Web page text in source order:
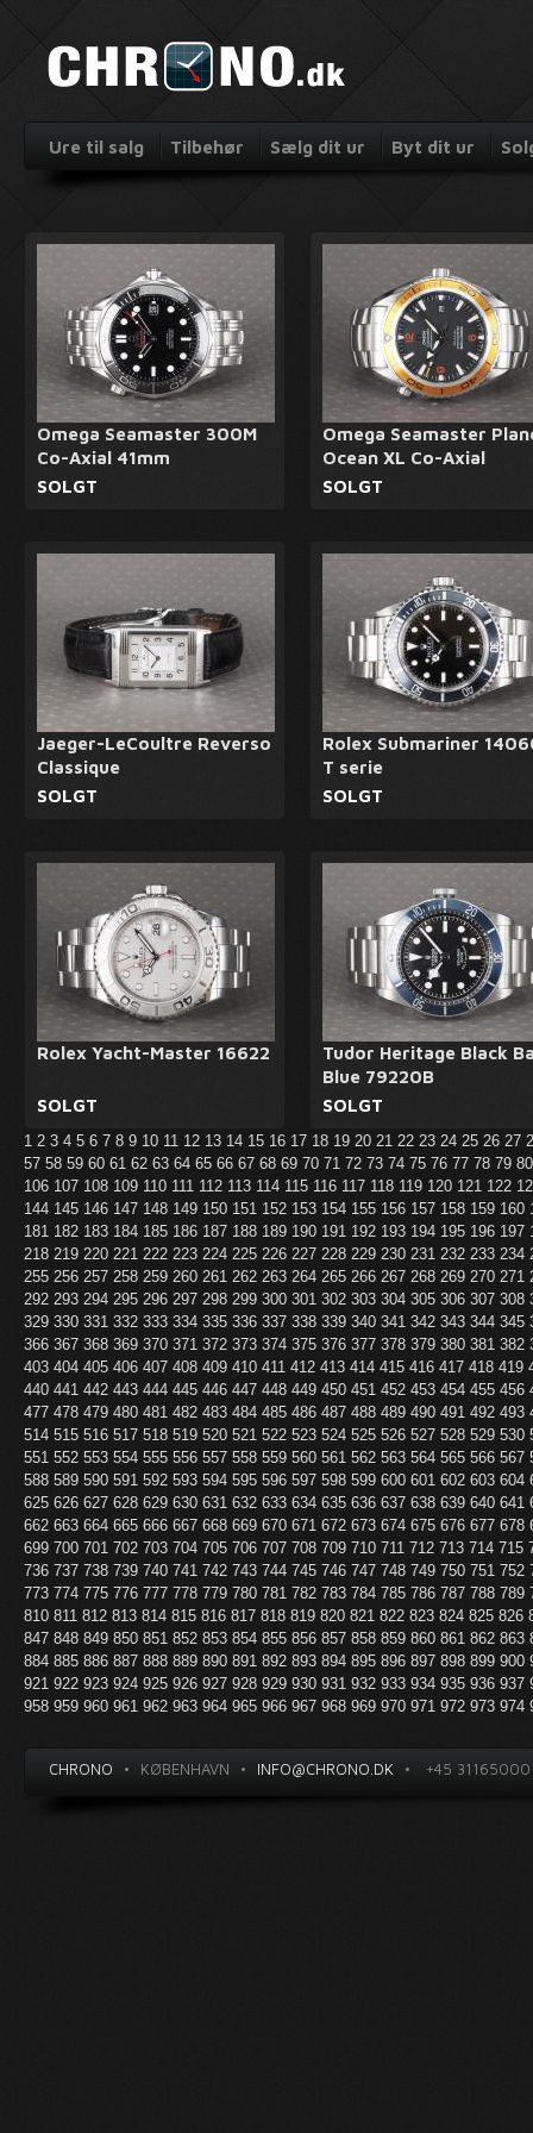
Ure til salg Tilbehør Sælg dit ur Byt dit ur
Omega Seamaster 300M
Co-Axial 41mm
SOLGT
Omega Seamaster
Ocean XL Co-Axial
SOLGT
Jaeger-LeCoultre Reverso
Classique
SOLGT
Rolex Submariner
T serie
SOLGT
Rolex Yacht-Master 16622
SOLGT
Tudor Heritage Black
Blue 79220B
SOLGT
1 2 3 4 5 6 7 8 9 10 11 12 13 14 15 16 17 18 19 20 21 22 23 24 25 26 27
57 58 59 60 61 62 63 64 65 66 67 68 69 70 71 72 73 74 75 76 77 78 79
106 107 108 109 110 111 112 113 114 115 116 117 118 119 120 121 122
144 145 146 147 148 149 150 151 152 153 154 155 156 157 158 159 160
181 182 183 184 185 186 187 188 189 190 191 192 193 194 195 196 197
218 219 220 221 222 223 224 225 226 227 228 229 230 231 232 233 234
255 256 257 258 259 260 261 262 263 264 265 266 267 268 269 270 271
292 293 294 295 296 297 298 299 300 301 302 303 304 305 306 307 308
329 330 331 332 333 334 335 336 337 338 339 340 341 342 343 344 345
366 367 368 369 370 371 372 373 374 375 376 377 378 379 380 381 382
403 404 405 406 407 408 409 410 411 412 413 414 415 416 417 418 419
440 441 442 443 444 445 446 447 448 449 450 451 452 453 454 455 456
477 478 479 480 481 482 483 484 485 486 487 488 489 490 491 492 493
514 515 516 517 518 519 520 521 522 523 524 525 526 527 528 529 530
551 552 553 554 555 556 557 558 559 560 561 562 563 564 565 566 567
588 589 590 591 592 593 594 595 596 597 598 599 600 601 602 603 604
625 626 627 628 629 630 631 632 633 634 635 636 637 638 639 640 641
662 663 664 665 666 667 668 669 670 671 672 673 674 675 676 677 678
699 700 701 702 703 704 705 706 707 708 709 710 711 712 713 714 715
736 737 738 739 740 741 742 743 744 745 746 747 748 749 750 751 752
773 774 775 776 777 778 779 780 781 782 783 784 785 786 787 788 789
810 811 812 813 814 815 816 817 818 819 820 821 822 823 824 825 826
847 848 849 850 851 852 853 854 855 856 857 858 859 860 861 862 863
884 885 886 887 888 889 890 891 892 893 894 895 896 897 898 899 900
921 922 923 924 925 926 927 928 929 930 931 932 933 934 935 936 937
958 959 960 961 962 963 964 965 966 967 968 969 970 971 972 973 974
CHRONO • KØBENHAVN • INFO@CHRONO.DK • +45 31165000